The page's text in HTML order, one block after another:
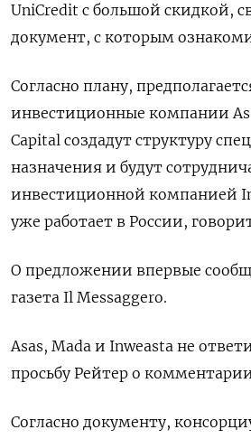
UniCredit с большой скидкой,
документ, с которым
Согласно плану,
инвестиционные компании
Capital создадут структуру
назначения и будут
инвестиционной компанией
уже работает в России,
О предложении впервые
газета Il Messaggero.
Asas, Mada и Inweasta не
просьбу Рейтер о
Согласно документу,